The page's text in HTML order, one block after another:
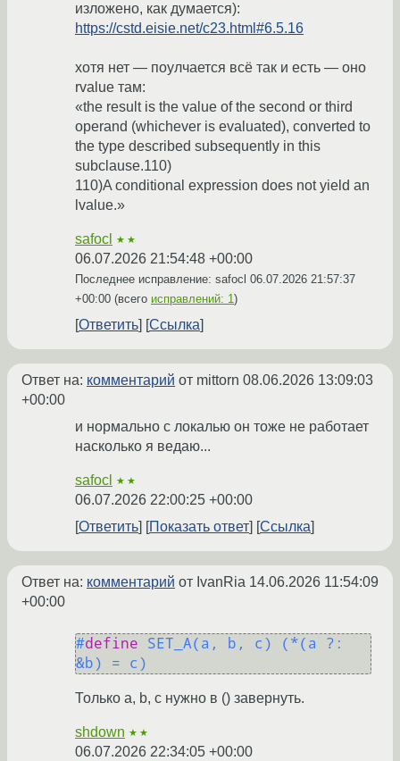
изложено, как думается):
https://cstd.eisie.net/c23.html#6.5.16
хотя нет — поулчается всё так и есть — оно
rvalue там:
«the result is the value of the second or third
operand (whichever is evaluated), converted to
the type described subsequently in this
subclause.110)
110)A conditional expression does not yield an
lvalue.»
safocl ★★
06.07.2026 21:54:48 +00:00
Последнее исправление: safocl 06.07.2026 21:57:37
+00:00 (всего исправлений: 1)
Ответить Ссылка
Ответ на: комментарий от mittorn 08.06.2026 13:09:03
+00:00
и нормально с локалью он тоже не работает
насколько я ведаю...
safocl ★★
06.07.2026 22:00:25 +00:00
Ответить
Показать ответ Ссылка
Ответ на: комментарий от IvanRia 14.06.2026 11:54:09
+00:00
#define SET_A(a, b, c) (*(a ?:
&b) = c)
Только a, b, c нужно в () завернуть.
shdown ★★
06.07.2026 22:34:05 +00:00